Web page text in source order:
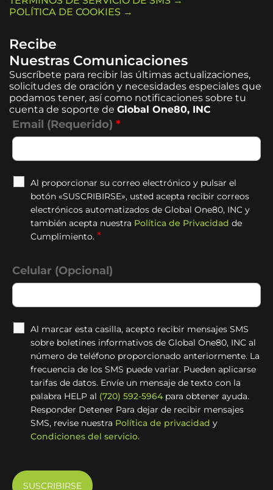
POLÍTICA DE COOKIES →
Recibe
Nuestras Comunicaciones
Suscríbete para recibir las últimas actualizaciones,
solicitudes de oración y necesidades especiales que
podamos tener, así como notificaciones sobre tu
cuenta de soporte de Global One80, INC
Email (Requerido) *
Al proporcionar su correo electrónico y pulsar el
botón «SUSCRIBIRSE», usted acepta recibir correos
electrónicos automatizados de Global One80, INC y
también acepta nuestra Política de Privacidad de
Cumplimiento. *
Celular (Opcional)
Al marcar esta casilla, acepto recibir mensajes SMS
sobre boletines informativos de Global One80, INC al
número de teléfono proporcionado anteriormente. La
frecuencia de los SMS puede variar. Pueden aplicarse
tarifas de datos. Envíe un mensaje de texto con la
palabra HELP al (720) 592-5964 para obtener ayuda.
Responder Detener Para dejar de recibir mensajes
SMS, revise nuestra Política de privacidad y
Condiciones del servicio.